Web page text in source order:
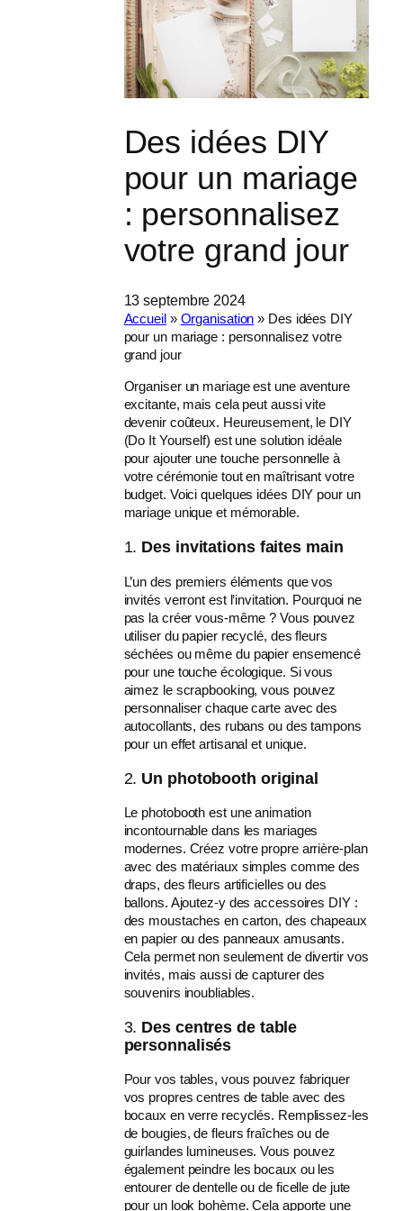
Des idées DIY
pour un mariage
: personnalisez
votre grand jour
13 septembre 2024
Accueil » Organisation » Des idées DIY
pour un mariage : personnalisez votre
grand jour
Organiser un mariage est une aventure
excitante, mais cela peut aussi vite
devenir coûteux. Heureusement, le DIY
(Do It Yourself) est une solution idéale
pour ajouter une touche personnelle à
votre cérémonie tout en maîtrisant votre
budget. Voici quelques idées DIY pour un
mariage unique et mémorable.
1. Des invitations faites main
L’un des premiers éléments que vos
invités verront est l’invitation. Pourquoi ne
pas la créer vous-même ? Vous pouvez
utiliser du papier recyclé, des fleurs
séchées ou même du papier ensemencé
pour une touche écologique. Si vous
aimez le scrapbooking, vous pouvez
personnaliser chaque carte avec des
autocollants, des rubans ou des tampons
pour un effet artisanal et unique.
2. Un photobooth original
Le photobooth est une animation
incontournable dans les mariages
modernes. Créez votre propre arrière-plan
avec des matériaux simples comme des
draps, des fleurs artificielles ou des
ballons. Ajoutez-y des accessoires DIY :
des moustaches en carton, des chapeaux
en papier ou des panneaux amusants.
Cela permet non seulement de divertir vos
invités, mais aussi de capturer des
souvenirs inoubliables.
3. Des centres de table
personnalisés
Pour vos tables, vous pouvez fabriquer
vos propres centres de table avec des
bocaux en verre recyclés. Remplissez-les
de bougies, de fleurs fraîches ou de
guirlandes lumineuses. Vous pouvez
également peindre les bocaux ou les
entourer de dentelle ou de ficelle de jute
pour un look bohème. Cela apporte une